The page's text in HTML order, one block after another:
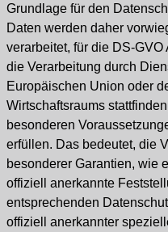
Grundlage für den
Daten werden daher
verarbeitet, für die DS-
die Verarbeitung durch
Europäischen Union oder
Wirtschaftsraums
besonderen
erfüllen. Das bedeutet, die
besonderer Garantien, wie
offiziell anerkannte
entsprechenden
offiziell anerkannter